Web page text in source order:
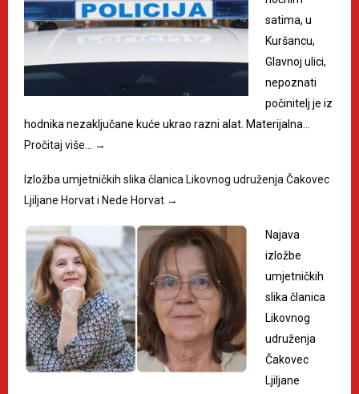
satima, u
Kuršancu,
Glavnoj ulici,
nepoznati
počinitelj je iz
hodnika nezaključane kuće ukrao razni alat. Materijalna…
Pročitaj više…
→
Izložba umjetničkih slika članica Likovnog udruženja Čakovec
Ljiljane Horvat i Nede Horvat →
Najava
izložbe
umjetničkih
slika članica
Likovnog
udruženja
Čakovec
Ljiljane